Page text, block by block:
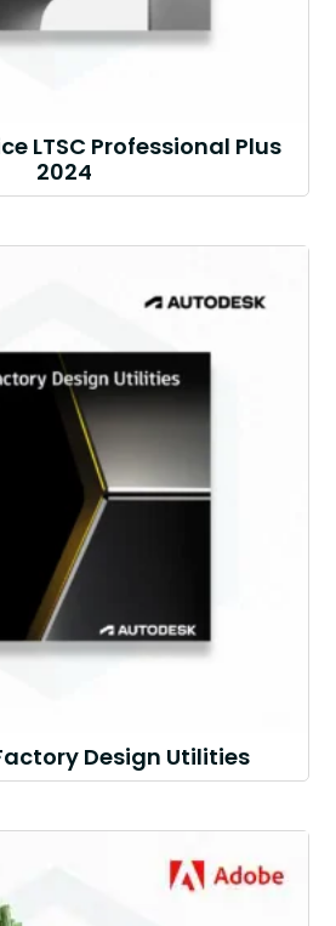
LTSC Professional Plus
2024
Design Utilities